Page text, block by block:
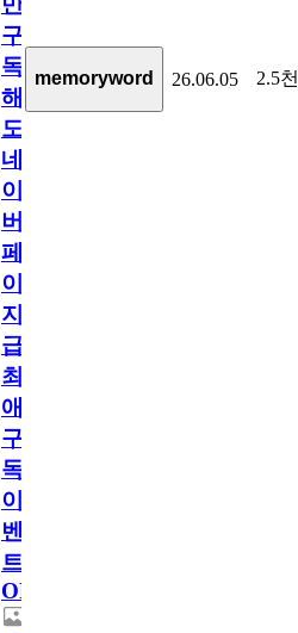
구
독
해
도
네
이
버
페
이
지
급!
최
애
구
독
이
벤
트
OPEN!
memoryword 26.06.05 2.5천